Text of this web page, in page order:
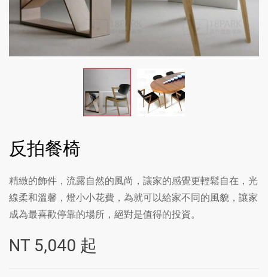
反拍餐椅
精緻的飾件，流露自然的風尚，讓家的感覺更輕鬆自在，光
線柔和溫馨，燈小小花費，為就可以給家不同的風貌，讓家
成為最喜歡停靠的場所，絕對是值得的投資。
NT 5,040 起